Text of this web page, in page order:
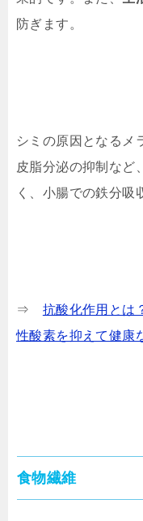
防ぎます。
シミの原因となるメ
皮脂分泌の抑制など
く、小腸での鉄分吸
⇒ 抗酸化作用とは
性酸素を抑えて健康
食物繊維